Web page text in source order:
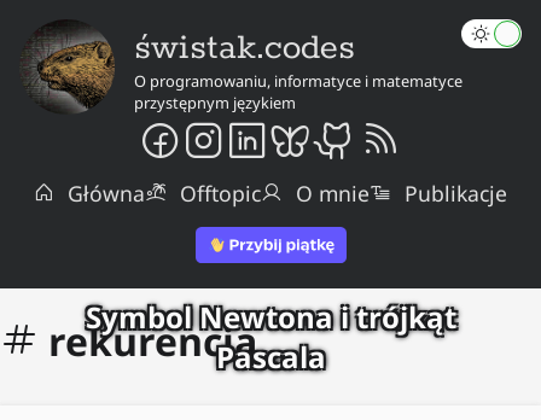
świstak.codes
O programowaniu, informatyce i matematyce
przystępnym językiem
Główna Offtopic O mnie Publikacje
rekurencja
Symbol Newtona i trójkąt
Pascala